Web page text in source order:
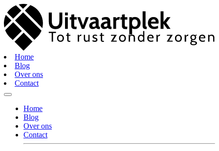
Home
Blog
Over ons
Contact
Home
Blog
Over ons
Contact